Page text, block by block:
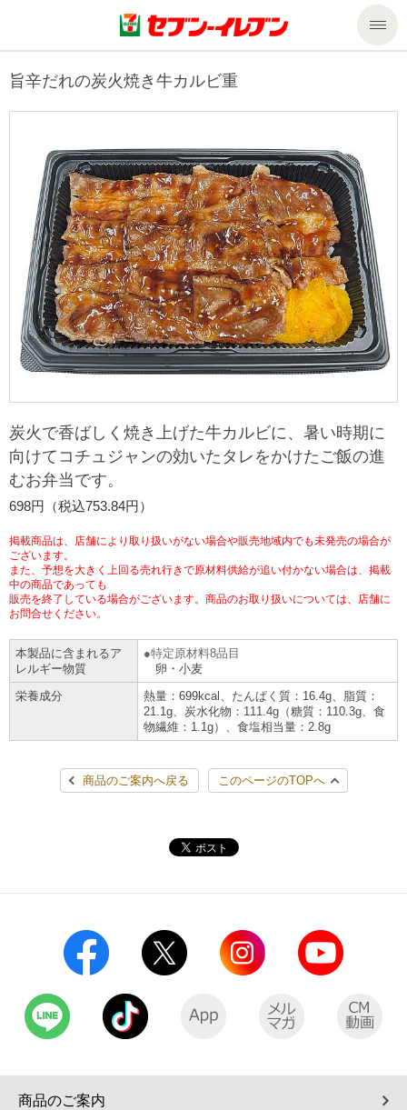
商品のご案内
今週の新商品
来週の新商品
商品カテゴリ一覧
セブンプレミアム
ギフト
プリペイドカード・金券
ニンテンドー・ダウンロードカード
サービス
サービストップ
nanacoトップ
マルチコピー機でできること
コピー
プリント
スキャン
ファクス
チケット
プリペイドサービス
スポーツ振興くじ
行政サービス
学び・教育
宅配便
切手・はがき・印紙
セブン銀行ATM
ご利用可能なお支払い方法
スマホプリペイド
レジでApple Accountにチャージ
オンラインフォトサービス
コインランドリー（店舗限定）
自転車シェアリング（店舗限定）
モバイルバッテリーシェアリング（店舗限定）
モバイルWi-Fiバッテリーシェアリング（店舗限定）
荷物預かりサービス「ecbocloakエクボクローク」（店舗限定）
チケットサービス
セブンチケット
イープラス
JTB
セブン‐イレブンでお受取り
セブンネットショッピング
企業情報
企業情報トップ
ニュースリリース
企業理念
会社概要
貸借対照表・損益計算書
沿革
国内店舗数
売上高、店舗数推移
セブン‐イレブンの海外事業
データで見るセブン‐イレブン
セブン‐イレブンの「商品力」
セブン-イレブンの横顔
セブン-イレブンの歴史
私たちの取組み
サステナビリティ
セブン＆アイ・ホールディングスの重点課題
サステナビリティ活動基本方針
サステナビリティ推進体制
GREEN CHALLENGE 2050
4VISIONS
サステナビリティニュース
サステナビリティレポート
報告書ライブラリー
加盟店オーナー募集 物件募集・購入
アルバイト情報
店舗検索
お問い合わせ
Language
English (Corporate)
English (Services)
简体中文(服务)
한국어(서비스)
旨辛だれの炭火焼き牛カルビ重
炭火で香ばしく焼き上げた牛カルビに、暑い時期に
向けてコチュジャンの効いたタレをかけたご飯の進
むお弁当です。
698円（税込753.84円）
掲載商品は、店舗により取り扱いがない場合や販売地域内でも未発売の場合が
ございます。
また、予想を大きく上回る売れ行きで原材料供給が追い付かない場合は、掲載
中の商品であっても
販売を終了している場合がございます。商品のお取り扱いについては、店舗に
お問合せください。
本製品に含まれるア
レルギー物質
特定原材料8品目
卵・小麦
栄養成分
熱量：699kcal、たんぱく質：16.4g、脂質：
21.1g、炭水化物：111.4g（糖質：110.3g、食
物繊維：1.1g）、食塩相当量：2.8g
商品のご案内へ戻る このページのTOPへ
商品のご案内